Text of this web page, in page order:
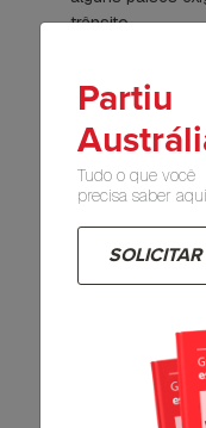
trânsito.
7. Atente
passagem
e multas.
despachar até
entanto, para
limite é menor.
de lá ajuda,
Partiu
Tudo o que você
precisa saber